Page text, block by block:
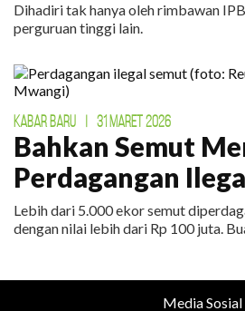
Dihadiri tak hanya oleh rimbawan
perguruan tinggi lain.
KABAR BARU 31 MARET 2026
Bahkan Semut
Perdagangan
Lebih dari 5.000 ekor semut
dengan nilai lebih dari Rp 100 juta.
Media Sosial